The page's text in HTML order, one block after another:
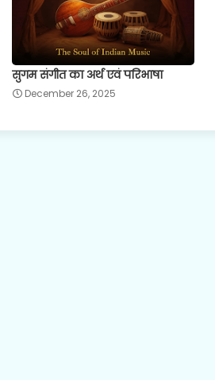
सुगम संगीत का अर्थ एवं परिभाषा
December 26, 2025